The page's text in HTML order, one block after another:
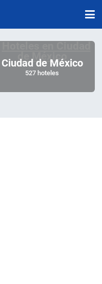
Ciudad de México
527 hoteles